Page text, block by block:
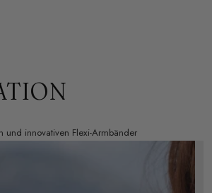
und innovativen Flexi-Armbänder